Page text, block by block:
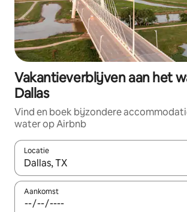
Vakantieverblijven aan het
Dallas
Vind en boek bijzondere
water op Airbnb
Locatie
Wanneer er resultaten beschikbaar zijn,
Aankomst